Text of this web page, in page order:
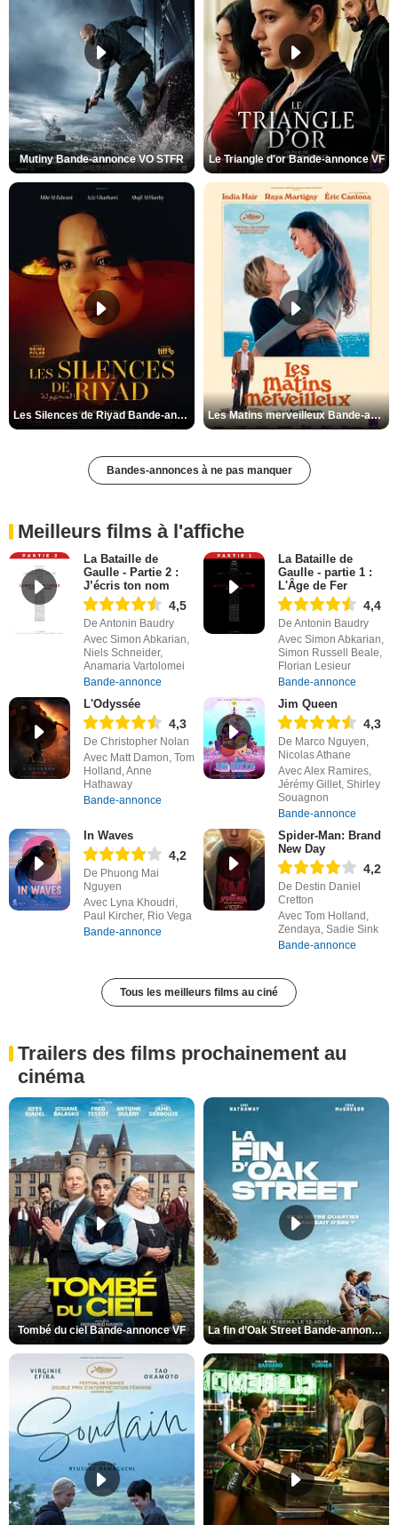
Mutiny Bande-annonce VO STFR Le Triangle d'or Bande-annonce VF
Les Silences de Riyad Bande-annonce VO STFR Les Matins merveilleux Bande-annonce VF
Bandes-annonces à ne pas manquer
Meilleurs films à l'affiche
La Bataille de
Gaulle - Partie 2 :
J’écris ton nom
4,5
De Antonin Baudry
Avec Simon Abkarian,
Niels Schneider,
Anamaria Vartolomei
Bande-annonce
La Bataille de
Gaulle - partie 1 :
L'Âge de Fer
4,4
De Antonin Baudry
Avec Simon Abkarian,
Simon Russell Beale,
Florian Lesieur
Bande-annonce
L'Odyssée
4,3
De Christopher Nolan
Avec Matt Damon, Tom
Holland, Anne
Hathaway
Bande-annonce
Jim Queen
4,3
De Marco Nguyen,
Nicolas Athane
Avec Alex Ramires,
Jérémy Gillet, Shirley
Souagnon
Bande-annonce
In Waves
4,2
De Phuong Mai
Nguyen
Avec Lyna Khoudri,
Paul Kircher, Rio Vega
Bande-annonce
Spider-Man: Brand
New Day
4,2
De Destin Daniel
Cretton
Avec Tom Holland,
Zendaya, Sadie Sink
Bande-annonce
Tous les meilleurs films au ciné
Trailers des films prochainement au
cinéma
Tombé du ciel Bande-annonce VF La fin d’Oak Street Bande-annonce VO STFR